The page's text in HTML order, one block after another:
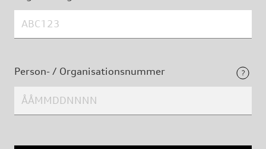
Person- / Organisationsnummer